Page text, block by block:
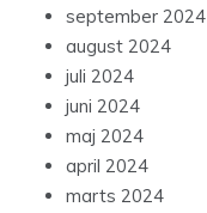
september 2024
august 2024
juli 2024
juni 2024
maj 2024
april 2024
marts 2024